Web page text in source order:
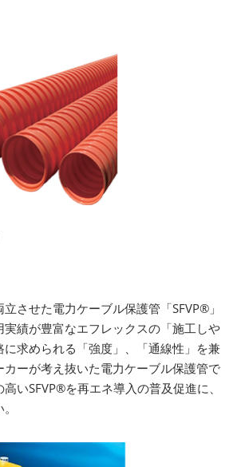
させた電力ケーブル保護管「SFVP®」
実績が豊富なエフレックスの「施工しや
求められる「強度」、「通線性」を兼
ーが考え抜いた電力ケーブル保護管で
いSFVP®を再エネ導入の普及促進に、